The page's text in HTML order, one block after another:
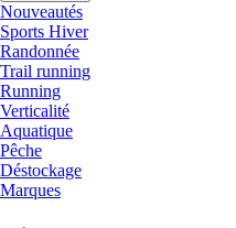
Nouveautés
Sports Hiver
Randonnée
Trail running
Running
Verticalité
Aquatique
Pêche
Déstockage
Marques